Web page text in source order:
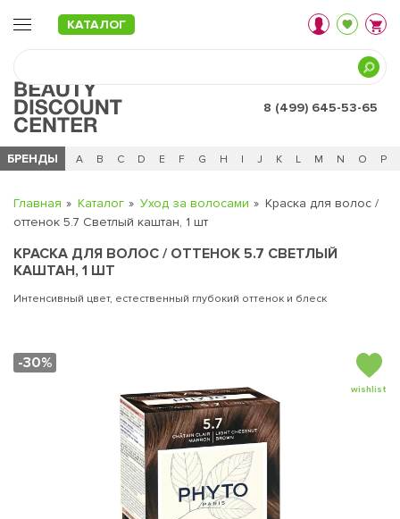
КАТАЛОГ
8 (499) 645-53-65
БРЕНДЫ
Ч 0 - 9 A B C D E F G H I J K L M N O P
Главная Каталог Уход за волосами
Краска для волос /
оттенок 5.7 Светлый каштан, 1 шт
КРАСКА ДЛЯ ВОЛОС / ОТТЕНОК 5.7 СВЕТЛЫЙ
КАШТАН, 1 ШТ
Интенсивный цвет, естественный глубокий оттенок и блеск
-30%
wishlist